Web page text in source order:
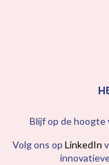
Blijf op de hoogte
Volg ons op LinkedIn